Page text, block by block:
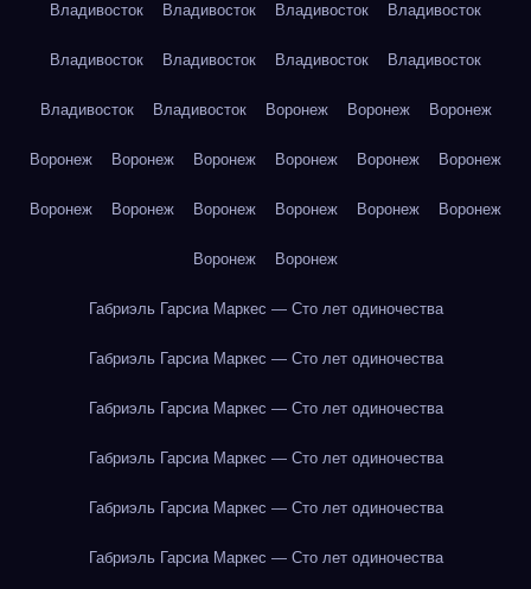
Владивосток Владивосток Владивосток Владивосток
Владивосток Владивосток Владивосток Владивосток
Владивосток Владивосток Воронеж Воронеж Воронеж
Воронеж Воронеж Воронеж Воронеж Воронеж Воронеж
Воронеж Воронеж Воронеж Воронеж Воронеж Воронеж
Воронеж Воронеж
Габриэль Гарсиа Маркес — Сто лет одиночества
Габриэль Гарсиа Маркес — Сто лет одиночества
Габриэль Гарсиа Маркес — Сто лет одиночества
Габриэль Гарсиа Маркес — Сто лет одиночества
Габриэль Гарсиа Маркес — Сто лет одиночества
Габриэль Гарсиа Маркес — Сто лет одиночества